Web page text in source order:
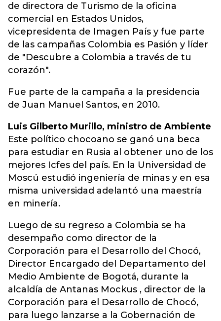
de directora de Turismo de la oficina
comercial en Estados Unidos,
vicepresidenta de Imagen País y fue parte
de las campañas Colombia es Pasión y líder
de "Descubre a Colombia a través de tu
corazón".
Fue parte de la campaña a la presidencia
de Juan Manuel Santos, en 2010.
Luis Gilberto Murillo, ministro de Ambiente
Este político chocoano se ganó una beca
para estudiar en Rusia al obtener uno de los
mejores Icfes del país. En la Universidad de
Moscú estudió ingeniería de minas y en esa
misma universidad adelantó una maestría
en minería.
Luego de su regreso a Colombia se ha
desempaño como director de la
Corporación para el Desarrollo del Chocó,
Director Encargado del Departamento del
Medio Ambiente de Bogotá, durante la
alcaldía de Antanas Mockus , director de la
Corporación para el Desarrollo de Chocó,
para luego lanzarse a la Gobernación de